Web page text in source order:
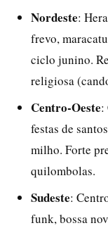
Nordeste:
frevo,
ciclo junino.
religiosa
Centro-Oeste:
festas de
milho. Forte
quilombolas.
Sudeste:
funk, bossa